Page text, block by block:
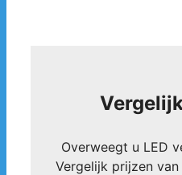
Overweegt u LED
Vergelijk prijzen